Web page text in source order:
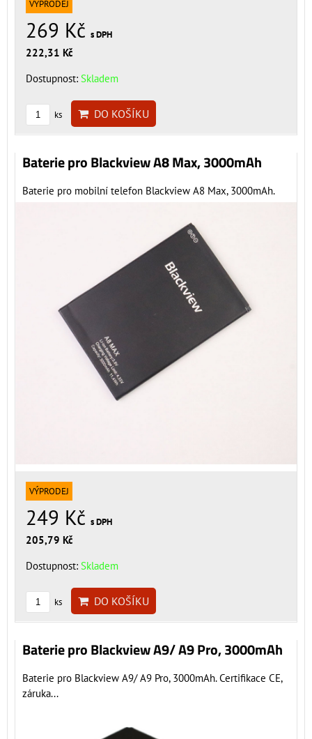
VÝPRODEJ
269 Kč s DPH
222,31 Kč
Dostupnost: Skladem
ks DO KOŠÍKU
Baterie pro Blackview A8 Max, 3000mAh
Baterie pro mobilní telefon Blackview A8 Max, 3000mAh.
VÝPRODEJ
249 Kč s DPH
205,79 Kč
Dostupnost: Skladem
ks DO KOŠÍKU
Baterie pro Blackview A9/ A9 Pro, 3000mAh
Baterie pro Blackview A9/ A9 Pro, 3000mAh. Certifikace CE,
záruka...